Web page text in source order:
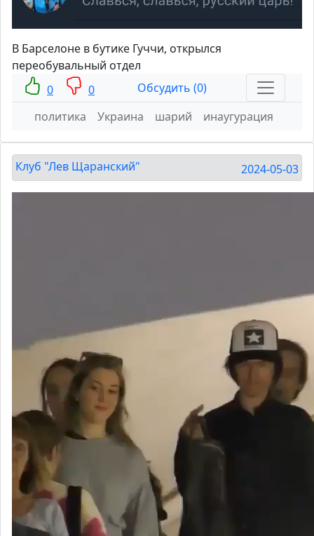
В Барселоне в бутике Гуччи, открылся
переобувальный отдел
0
0
Обсудить (0)
политика
Украина шарий инаугурация
Клуб "Лев Щаранский" 2024-05-03